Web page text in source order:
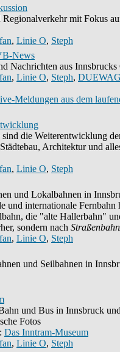
mit Fokus
, Linie O, Steph
News
Nachrichten aus
, Linie O, Steph,
Meldungen aus dem
die Weiterentwicklung
Architektur und
, Linie O, Steph
und Lokalbahnen in
und internationale Fernbahn
die "alte Hallerbahn"
sondern nach
, Linie O, Steph
und Seilbahnen in
und Bus in Innsbruck
Fotos
Das Inntram-Museum
, Linie O, Steph